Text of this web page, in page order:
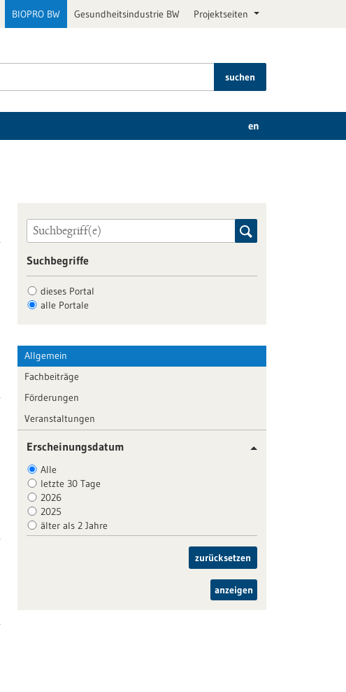
BIOPRO BW Gesundheitsindustrie BW Projektseiten
suchen
en
Suchbegriffe
dieses Portal
alle Portale
Allgemein
Fachbeiträge
Förderungen
Veranstaltungen
Erscheinungsdatum
Alle
letzte 30 Tage
2026
2025
älter als 2 Jahre
zurücksetzen
anzeigen